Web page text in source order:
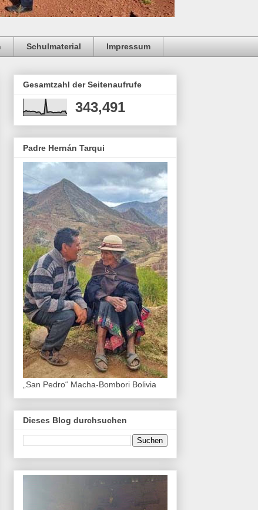
Schulmaterial Impressum
Gesamtzahl der Seitenaufrufe
343,491
Padre Hernán Tarqui
„San Pedro“ Macha-Bombori Bolivia
Dieses Blog durchsuchen